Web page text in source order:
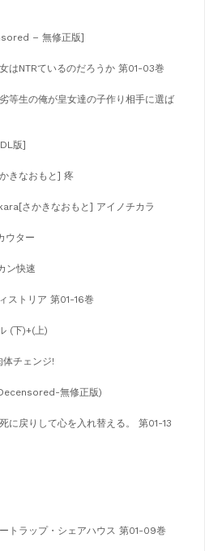
– 無修正版]
はNTRているのだろうか 第01-03巻
等生の俺が皇女達の子作り相手に選ば
版]
きなおもと] 疼
さかきなおもと] アイノチカラ
ウター
ン快速
ストリア 第01-16巻
(下)+(上)
チェンジ!
無修正版)
に戻りして心を入れ替える。 第01-13
トラップ・シェアハウス 第01-09巻